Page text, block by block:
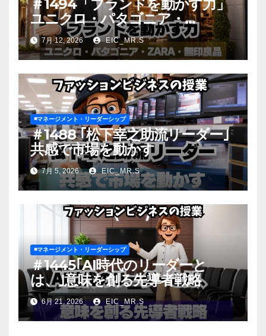
＃1494「ブランドを動かす力」
ユニクロ・パタゴニア・
ZARA・無印良品
7月 12, 2026 EIC_MR.S
◾️マネージメント・リーダーシップ
＃1488 ｢松下幸之助流リーダー｣
共感で市場を動かす
7月 5, 2026 EIC_MR.S
◾️マネージメント・リーダーシップ
＃1445｢AI時代のリーダーと
は、｣意味を創る先導者戦略
6月 21, 2026 EIC_MR.S